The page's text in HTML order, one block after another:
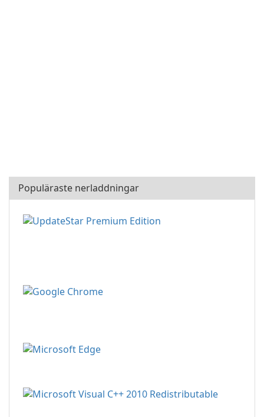
Populäraste nerladdningar